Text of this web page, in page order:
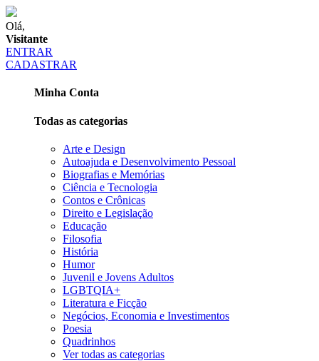
Olá,
Visitante
ENTRAR
CADASTRAR
Minha Conta
Todas as categorias
Arte e Design
Autoajuda e Desenvolvimento Pessoal
Biografias e Memórias
Ciência e Tecnologia
Contos e Crônicas
Direito e Legislação
Educação
Filosofia
História
Humor
Juvenil e Jovens Adultos
LGBTQIA+
Literatura e Ficção
Negócios, Economia e Investimentos
Poesia
Quadrinhos
Ver todas as categorias